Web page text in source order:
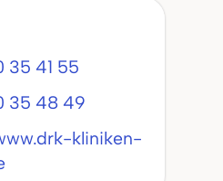
35 41 55
35 48 49
kliniken-